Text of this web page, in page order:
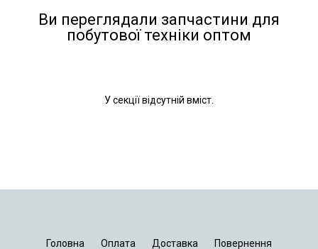
Ви переглядали запчастини для
побутової техніки оптом
У секції відсутній вміст.
Головна Оплата Доставка Повернення